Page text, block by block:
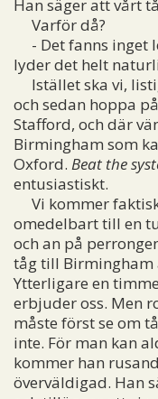
Han säger att vårt
Varför då?
- Det fanns inget
lyder det helt
Istället ska vi,
och sedan hoppa
Stafford, och där
Birmingham som
Oxford. Beat the
entusiastiskt.
Vi kommer
omedelbart till en
och an på
tåg till Birmingham
Ytterligare en
erbjuder oss. Men
måste först se om
inte. För man kan
kommer han
överväldigad. Han